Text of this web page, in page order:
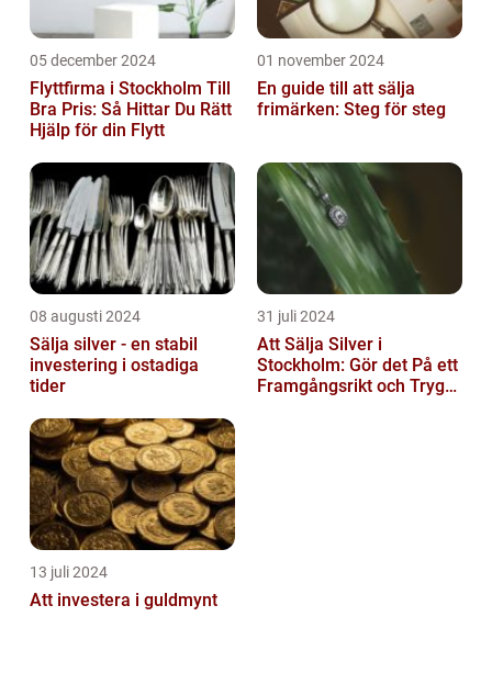
05 december 2024
Flyttfirma i Stockholm Till
Bra Pris: Så Hittar Du Rätt
Hjälp för din Flytt
01 november 2024
En guide till att sälja
frimärken: Steg för steg
08 augusti 2024
Sälja silver - en stabil
investering i ostadiga
tider
31 juli 2024
Att Sälja Silver i
Stockholm: Gör det På ett
Framgångsrikt och Tryggt
13 juli 2024
Att investera i guldmynt